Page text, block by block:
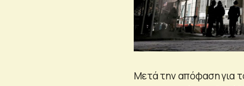
Μετά την απόφαση για